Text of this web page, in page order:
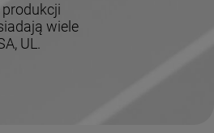
wiele
UL.